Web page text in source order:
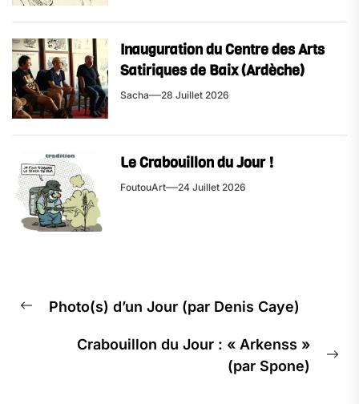
Inauguration du Centre des Arts
Satiriques de Baix (Ardèche)
Sacha 28 Juillet 2026
Le Crabouillon du Jour !
FoutouArt 24 Juillet 2026
de
l’article
Previous
Photo(s) d’un Jour (par Denis Caye)
Crabouillon du Jour : « Arkenss »
(par Spone)